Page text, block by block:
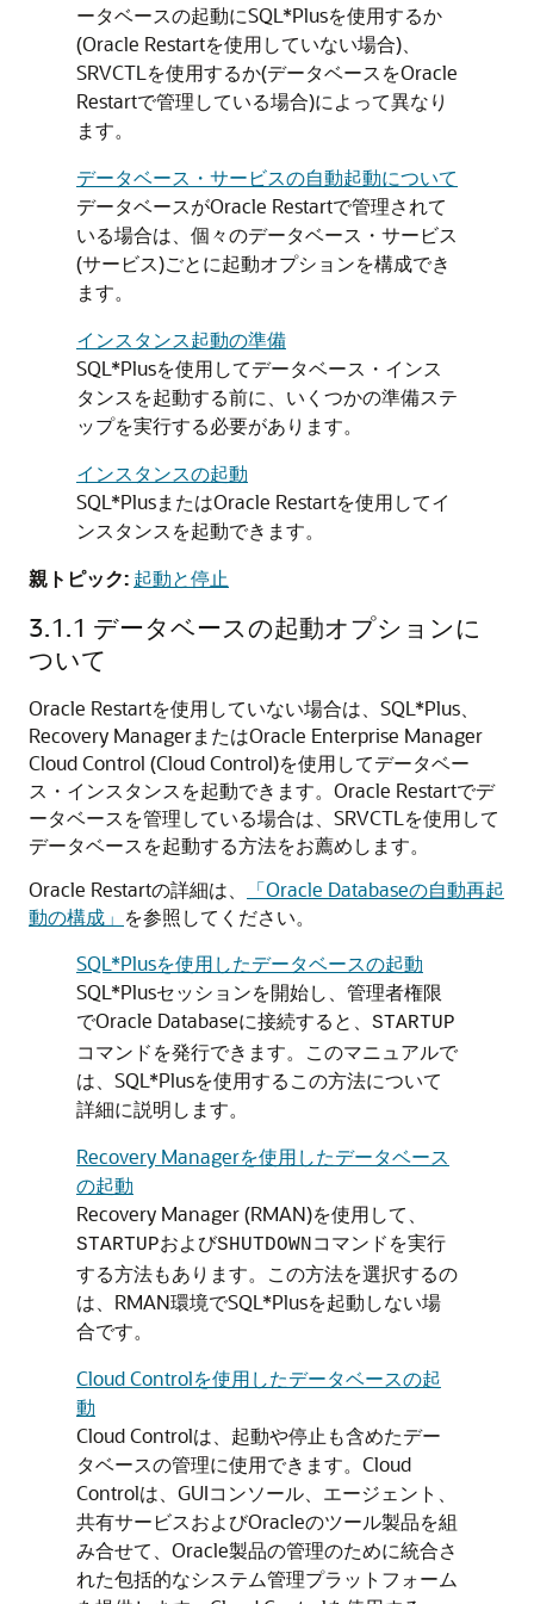
ータベースの起動にSQL*Plusを使用するか
(Oracle Restartを使用していない場合)、
SRVCTLを使用するか(データベースをOracle
Restartで管理している場合)によって異なり
ます。
データベース・サービスの自動起動について
データベースがOracle Restartで管理されて
いる場合は、個々のデータベース・サービス
(サービス)ごとに起動オプションを構成でき
ます。
インスタンス起動の準備
SQL*Plusを使用してデータベース・インス
タンスを起動する前に、いくつかの準備ステ
ップを実行する必要があります。
インスタンスの起動
SQL*PlusまたはOracle Restartを使用してイ
ンスタンスを起動できます。
親トピック: 起動と停止
3.1.1 データベースの起動オプションに
ついて
Oracle Restartを使用していない場合は、SQL*Plus、
Recovery ManagerまたはOracle Enterprise Manager
Cloud Control (Cloud Control)を使用してデータベー
ス・インスタンスを起動できます。Oracle Restartでデ
ータベースを管理している場合は、SRVCTLを使用して
データベースを起動する方法をお薦めします。
Oracle Restartの詳細は、
「Oracle Databaseの自動再起
動の構成」 を参照してください。
SQL*Plusを使用したデータベースの起動
SQL*Plusセッションを開始し、管理者権限
でOracle Databaseに接続すると、 STARTUP
コマンドを発行できます。このマニュアルで
は、SQL*Plusを使用するこの方法について
詳細に説明します。
Recovery Managerを使用したデータベース
の起動
Recovery Manager (RMAN)を使用して、
STARTUPおよびSHUTDOWNコマンドを実行
する方法もあります。この方法を選択するの
は、RMAN環境でSQL*Plusを起動しない場
合です。
Cloud Controlを使用したデータベースの起
動
Cloud Controlは、起動や停止も含めたデー
タベースの管理に使用できます。Cloud
Controlは、GUIコンソール、エージェント、
共有サービスおよびOracleのツール製品を組
み合せて、Oracle製品の管理のために統合さ
れた包括的なシステム管理プラットフォーム